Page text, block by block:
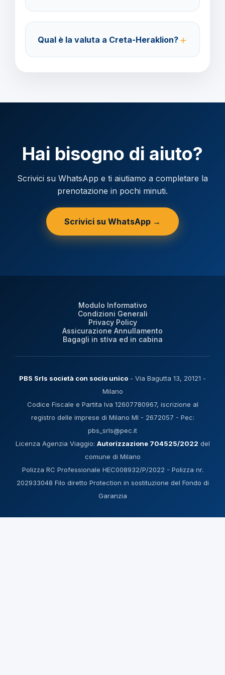
Acconto del 40% alla prenotazione, saldo 30 giorni
prima della partenza.
Qual è la valuta a Creta-Heraklion?
Hai bisogno di aiuto?
Scrivici su WhatsApp e ti aiutiamo a completare la
prenotazione in pochi minuti.
Scrivici su WhatsApp →
Modulo Informativo
Condizioni Generali
Privacy Policy
Assicurazione Annullamento
Bagagli in stiva ed in cabina
PBS Srls società con socio unico - Via Bagutta 13, 20121 -
Milano
Codice Fiscale e Partita Iva 12607780967, iscrizione al
registro delle imprese di Milano MI - 2672057 - Pec:
pbs_srls@pec.it
Licenza Agenzia Viaggio: Autorizzazione 704525/2022 del
comune di Milano
Polizza RC Professionale HEC008932/P/2022 - Polizza nr.
202933048 Filo diretto Protection in sostituzione del Fondo di
Garanzia